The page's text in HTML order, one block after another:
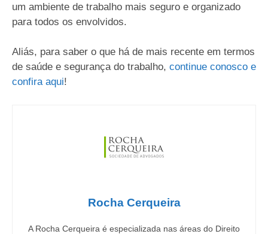
um ambiente de trabalho mais seguro e organizado
para todos os envolvidos.
Aliás, para saber o que há de mais recente em termos
de saúde e segurança do trabalho, continue conosco e
confira aqui!
Rocha Cerqueira
A Rocha Cerqueira é especializada nas áreas do Direito